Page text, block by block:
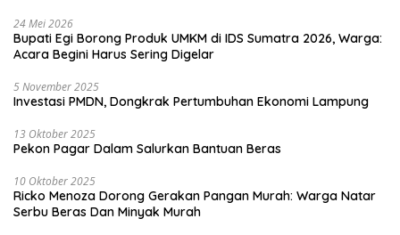
24 Mei 2026
Bupati Egi Borong Produk UMKM di IDS Sumatra 2026, Warga:
Acara Begini Harus Sering Digelar
5 November 2025
Investasi PMDN, Dongkrak Pertumbuhan Ekonomi Lampung
13 Oktober 2025
Pekon Pagar Dalam Salurkan Bantuan Beras
10 Oktober 2025
Ricko Menoza Dorong Gerakan Pangan Murah: Warga Natar
Serbu Beras Dan Minyak Murah